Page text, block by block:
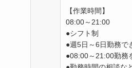
【作業時間】
08:00～21:00
●シフト制
●週5日～6日勤務で
●08:00～21:00勤務